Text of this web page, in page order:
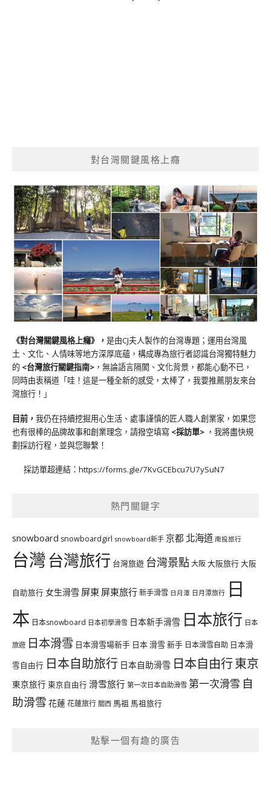
對台灣關鍵風格上癮
《對台灣關鍵風格上癮》 ， 是由CJ夫人製作的台灣專題；運用台灣風
土、文化、人情味等地方深厚底蘊，構成專為旅行者認識台灣獨特魅力
的 <台灣旅行關鍵指南> ，無論語言隔閡、文化背景，都能心動不已，
同時由衷稱道「哇！這是一種全新的感受，太棒了，我要推薦朋友來台
灣旅行！」
目前， 我仍在持續挖掘用心生活、處事謹慎的匠人職人創業家，如果您
也有很棒的品牌故事和創業理念，請撥空填寫 <採訪單> ，我將盡快規
劃採訪行程，並與您聯繫！
採訪單超連結： https://forms.gle/7KvGCEbcu7U7ySuN7
熱門關鍵字
snowboard snowboardgirl snowboard新手 京都 北海道 南投旅行
台灣台灣旅行 台灣旅遊 台灣景點大阪大阪旅行大阪
自助旅行 女生滑雪 屏東 屏東旅行新手滑雪 日月潭 日月潭旅行 日
本 日本snowboard 日本初學滑雪 日本新手滑雪 日本旅行 日本
旅遊 日本滑雪 日本滑雪場新手 日本 滑雪 新手 日本滑雪自助 日本滑
雪自由行 日本自助旅行 日本自助滑雪 日本自由行東京
東京旅行 東京自由行 滑雪旅行 第一次日本自助滑雪 第一次滑雪 自
助滑雪 花蓮花蓮旅行 關西 馬祖 馬祖旅行
點擊一個有趣的廣告